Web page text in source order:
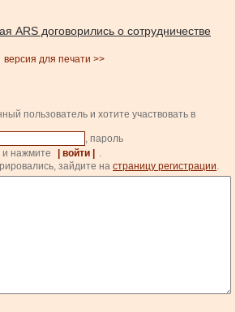
ARS договорились о сотрудничестве
версия для печати >>
пользователь и хотите участвовать в
, пароль
и нажмите
| войти |
.
зайдите на страницу регистрации.